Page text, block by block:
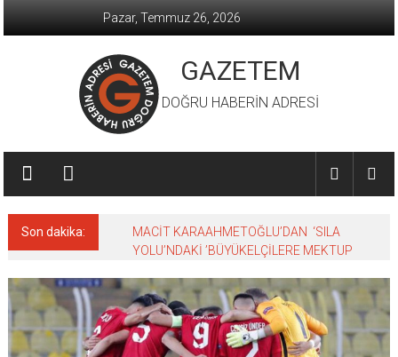
Pazar, Temmuz 26, 2026
GAZETEM
DOĞRU HABERİN ADRESİ
Son dakika:
MACİT KARAAHMETOĞLU’DAN ‘SILA
YOLU’NDAKİ ’BÜYÜKELÇİLERE MEKTUP